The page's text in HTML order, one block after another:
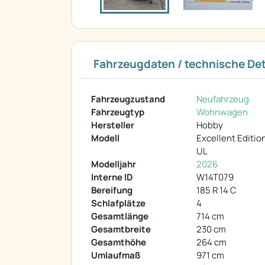
Fahrzeugdaten / technische
Fahrzeugzustand
Neufahrzeug
Fahrzeugtyp
Wohnwagen
Hersteller
Hobby
Modell
Excellent
UL
Modelljahr
2026
Interne ID
W14T079
Bereifung
185 R 14 C
Schlafplätze
4
Gesamtlänge
714 cm
Gesamtbreite
230 cm
Gesamthöhe
264 cm
Umlaufmaß
971 cm